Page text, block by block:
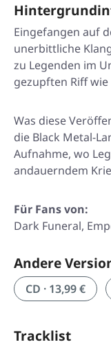
Eingefangen auf
unerbittliche
zu Legenden im
gezupften Riff
Was diese
die Black Metal-
Aufnahme, wo
andauerndem
Für Fans von:
Dark Funeral,
Andere
CD · 13,99 €
Tracklist